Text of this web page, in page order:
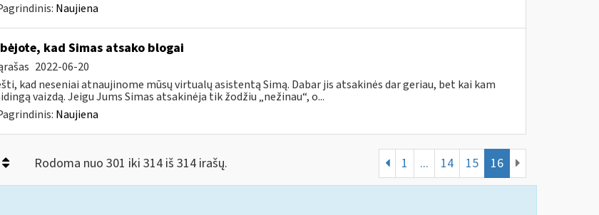
Naujiena
kad Simas atsako blogai
2022-06-20
kad neseniai atnaujinome mūsų virtualų asistentą Simą. Dabar jis atsakinės dar geriau, bet kai kam
vaizdą. Jeigu Jums Simas atsakinėja tik žodžiu „nežinau“, o...
Naujiena
Rodoma nuo 301 iki 314 iš 314 irašų. 1 ... 14 15 16